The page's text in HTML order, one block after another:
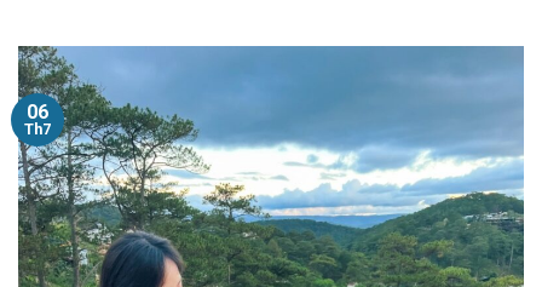
06
Th7